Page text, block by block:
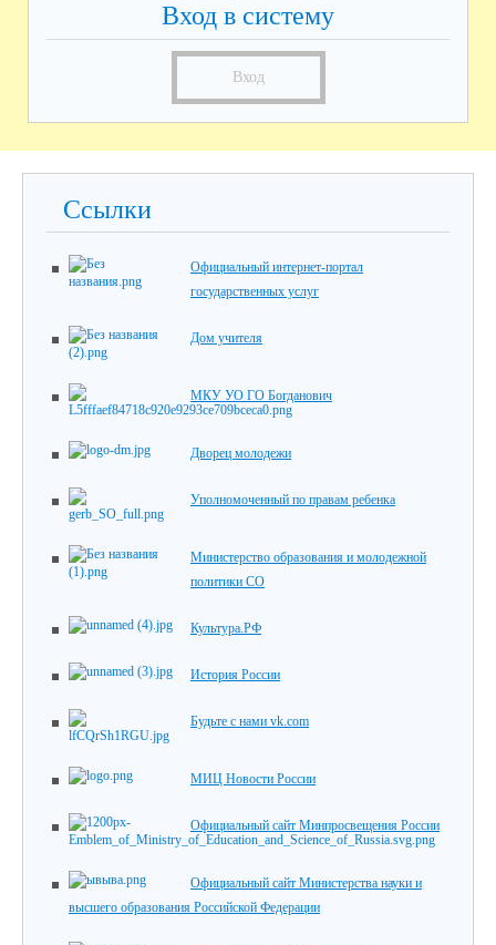
Вход в систему
Вход
Ссылки
Официальный интернет-портал
государственных услуг
Дом учителя
МКУ УО ГО Богданович
Дворец молодежи
Уполномоченный по правам ребенка
Министерство образования и молодежной
политики СО
Культура.РФ
История России
Будьте с нами vk.com
МИЦ Новости России
Официальный сайт Минпросвещения России
Официальный сайт Министерства науки и
высшего образования Российской Федерации